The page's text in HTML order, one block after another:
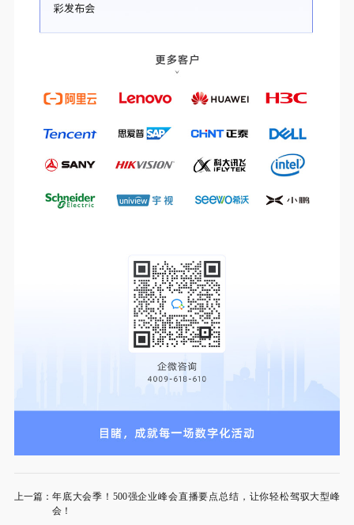
上一篇： 年底大会季！500强企业峰会直播要点总结，让你轻松驾驭大型峰
会！